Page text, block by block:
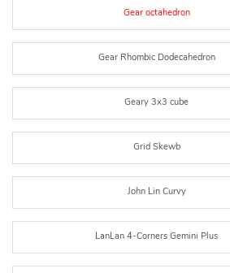
Gear octahedron
Gear Rhombic Dodecahedron
Geary 3x3 cube
Grid Skewb
John Lin Curvy
LanLan 4-Corners Gemini Plus